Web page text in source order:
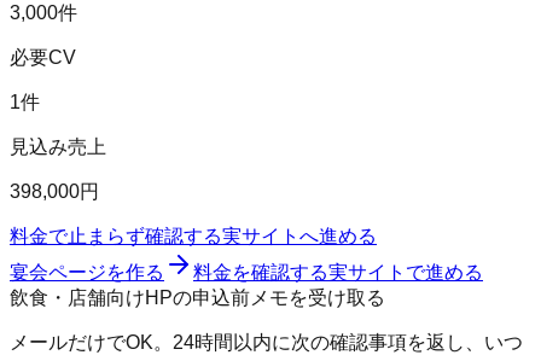
3,000件
必要CV
1件
見込み売上
398,000円
料金で止まらず確認する実サイトへ進める
宴会ページを作る
料金を確認する実サイトで進める
飲食・店舗向けHPの申込前メモを受け取る
メールだけでOK。24時間以内に次の確認事項を返し、いつ